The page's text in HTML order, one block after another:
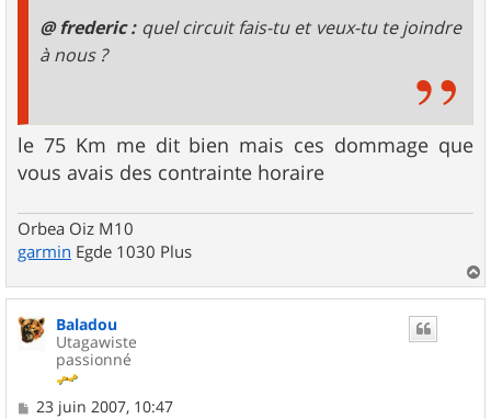
@ frederic :quel circuit fais-tu et veux-tu te joindre
à nous ?
le 75 Km me dit bien mais ces dommage que
vous avais des contrainte horaire
Orbea Oiz M10
garmin Egde 1030 Plus
a
Baladou
Utagawiste
passionné
M
23 juin 2007, 10:47